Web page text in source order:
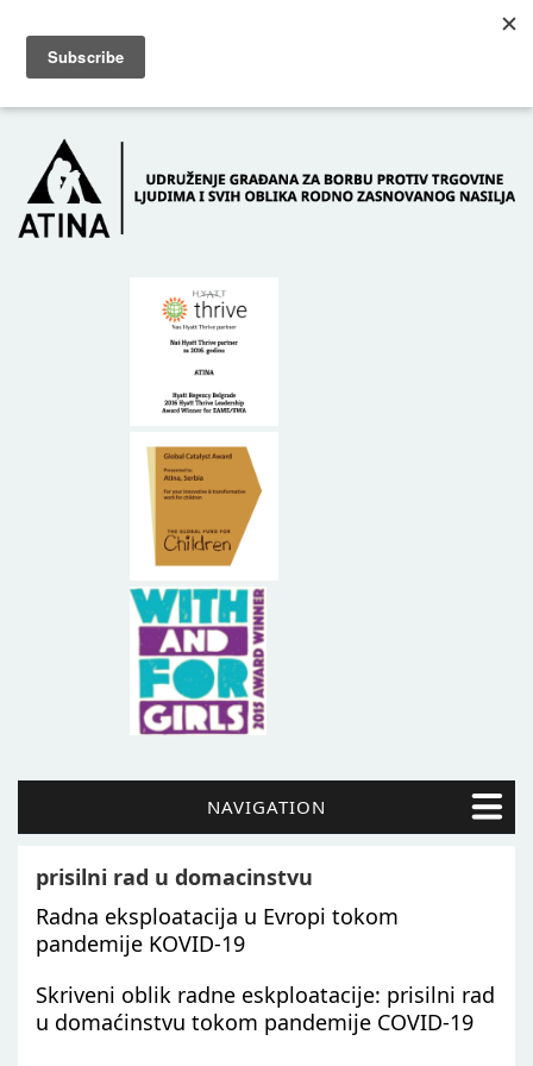
POČETNA O NAMA
NAVIGATION
prisilni rad u domacinstvu
Radna eksploatacija u Evropi tokom
pandemije KOVID-19
Skriveni oblik radne eskploatacije: prisilni rad
u domaćinstvu tokom pandemije COVID-19